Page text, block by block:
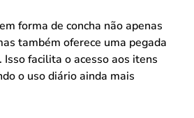
forma de concha não apenas
também oferece uma pegada
facilita o acesso aos itens
o uso diário ainda mais